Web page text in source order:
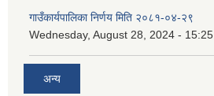
गाउँकार्यपालिका निर्णय मिति २०८१-०४-२९
Wednesday, August 28, 2024 - 15:25
अन्य